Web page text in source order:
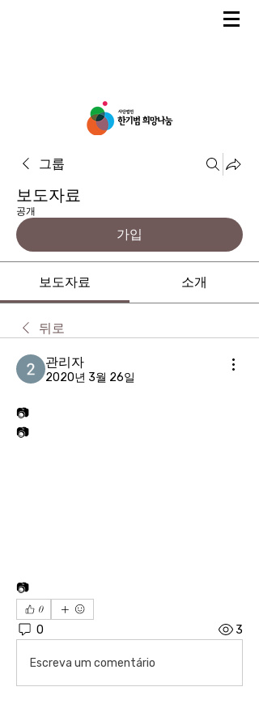
그룹
보도자료
공개
가입
보도자료 소개
뒤로
관리자
2020년 3월 26일
📷
📷
📷
0
0 3
Escreva um comentário